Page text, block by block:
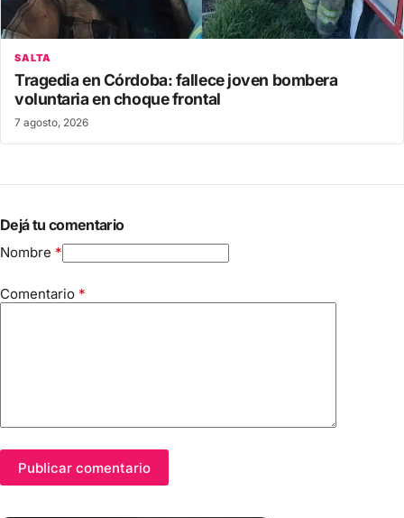
SALTA
Tragedia en Córdoba: fallece joven bombera
voluntaria en choque frontal
7 agosto, 2026
Dejá tu comentario
Nombre *
Comentario *
Publicar comentario